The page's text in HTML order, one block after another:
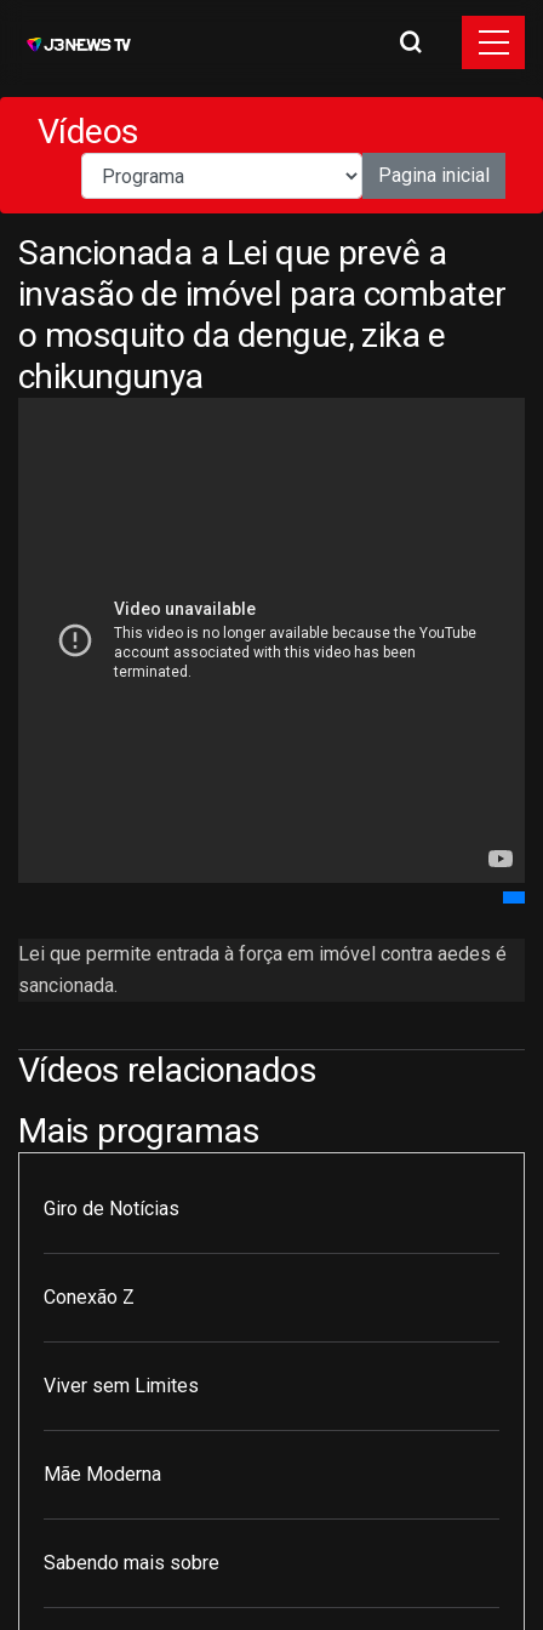
Vídeos
Pagina inicial
Sancionada a Lei que prevê a
invasão de imóvel para combater
o mosquito da dengue, zika e
chikungunya
Lei que permite entrada à força em imóvel contra aedes é
sancionada.
Vídeos relacionados
Mais programas
Giro de Notícias
Conexão Z
Viver sem Limites
Mãe Moderna
Sabendo mais sobre